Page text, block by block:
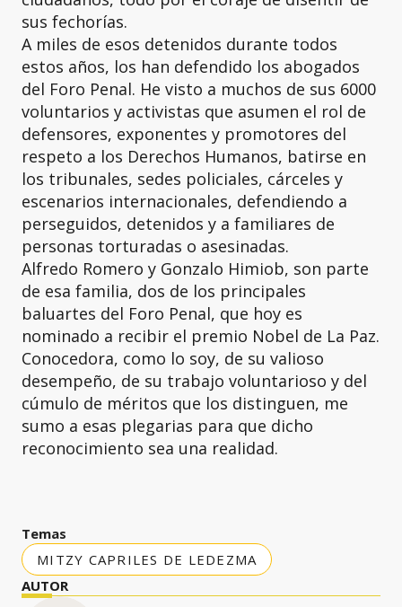
sus fechorías.
A miles de esos detenidos durante todos
estos años, los han defendido los abogados
del Foro Penal. He visto a muchos de sus 6000
voluntarios y activistas que asumen el rol de
defensores, exponentes y promotores del
respeto a los Derechos Humanos, batirse en
los tribunales, sedes policiales, cárceles y
escenarios internacionales, defendiendo a
perseguidos, detenidos y a familiares de
personas torturadas o asesinadas.
Alfredo Romero y Gonzalo Himiob, son parte
de esa familia, dos de los principales
baluartes del Foro Penal, que hoy es
nominado a recibir el premio Nobel de La Paz.
Conocedora, como lo soy, de su valioso
desempeño, de su trabajo voluntarioso y del
cúmulo de méritos que los distinguen, me
sumo a esas plegarias para que dicho
reconocimiento sea una realidad.
Temas
MITZY CAPRILES DE LEDEZMA
AUTOR